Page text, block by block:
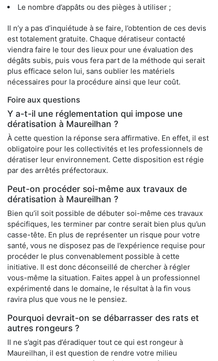
Le nombre d’appâts ou des pièges à utiliser ;
Il n’y a pas d’inquiétude à se faire, l’obtention de ces devis
est totalement gratuite. Chaque dératiseur contacté
viendra faire le tour des lieux pour une évaluation des
dégâts subis, puis vous fera part de la méthode qui serait
plus efficace selon lui, sans oublier les matériels
nécessaires pour la procédure ainsi que leur coût.
Foire aux questions
Y a-t-il une réglementation qui impose une
dératisation à Maureilhan ?
À cette question la réponse sera affirmative. En effet, il est
obligatoire pour les collectivités et les professionnels de
dératiser leur environnement. Cette disposition est régie
par des arrêtés préfectoraux.
Peut-on procéder soi-même aux travaux de
dératisation à Maureilhan ?
Bien qu’il soit possible de débuter soi-même ces travaux
spécifiques, les terminer par contre serait bien plus qu’un
casse-tête. En plus de représenter un risque pour votre
santé, vous ne disposez pas de l’expérience requise pour
procéder le plus convenablement possible à cette
initiative. Il est donc déconseillé de chercher à régler
vous-même la situation. Faites appel à un professionnel
expérimenté dans le domaine, le résultat à la fin vous
ravira plus que vous ne le pensiez.
Pourquoi devrait-on se débarrasser des rats et
autres rongeurs ?
Il ne s’agit pas d’éradiquer tout ce qui est rongeur à
Maureilhan, il est question de rendre votre milieu